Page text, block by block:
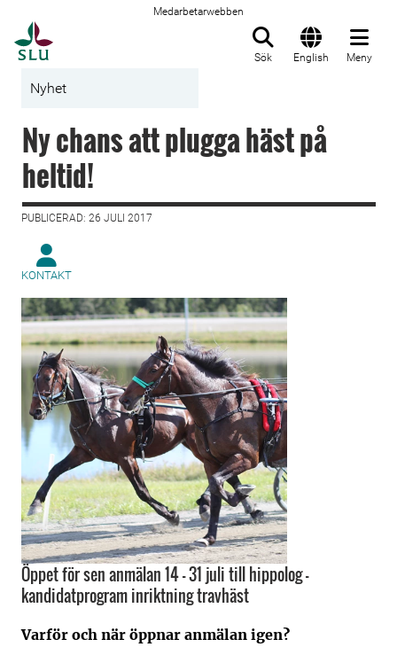
Medarbetarwebben
Sök English Meny
Nyhet
Ny chans att plugga häst på
heltid!
PUBLICERAD: 26 JULI 2017
KONTAKT
Öppet för sen anmälan 14 – 31 juli till hippolog –
kandidatprogram inriktning travhäst
Varför och när öppnar anmälan igen?